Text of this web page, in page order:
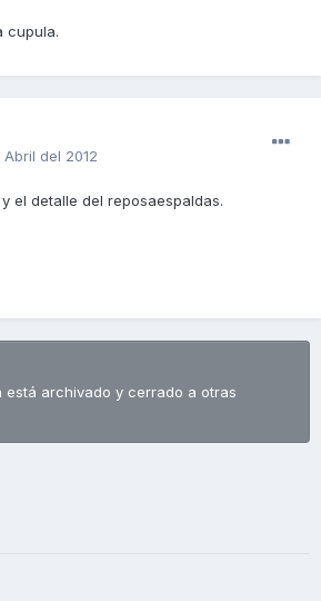
cupula.
Abril del 2012
el detalle del reposaespaldas.
está archivado y cerrado a otras